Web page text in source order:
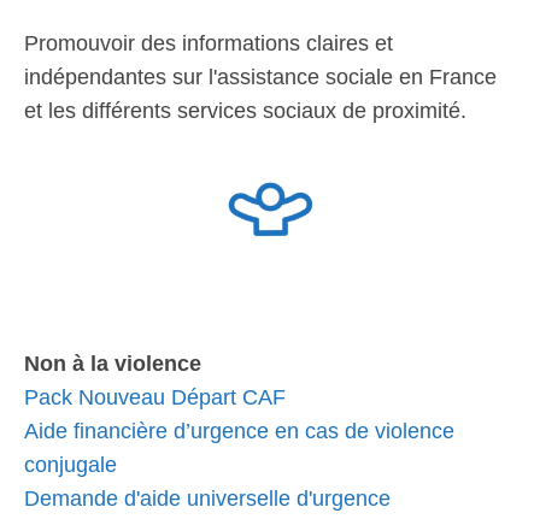
Promouvoir des informations claires et
indépendantes sur l'assistance sociale en France
et les différents services sociaux de proximité.
Non à la violence
Pack Nouveau Départ CAF
Aide financière d’urgence en cas de violence
conjugale
Demande d'aide universelle d'urgence